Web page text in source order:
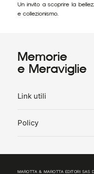
Un invito a scoprire la
e collezionismo.
Memorie
e Meraviglie
Link utili
Policy
MAROTTA & MAROTTA EDITORI SAS